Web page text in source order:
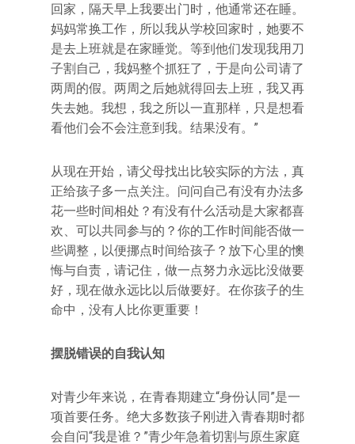
回家，隔天早上我要出门时，他通常还在睡。
妈妈常换工作，所以我从学校回家时，她要不
是去上班就是在家睡觉。等到他们发现我用刀
子割自己，我妈整个抓狂了，于是向公司请了
两周的假。两周之后她就得回去上班，我又再
失去她。我想，我之所以一直那样，只是想看
看他们会不会注意到我。结果没有。”
从现在开始，请父母找出比较实际的方法，真
正给孩子多一点关注。问问自己有没有办法多
花一些时间相处？有没有什么活动是大家都喜
欢、可以共同参与的？你的工作时间能否做一
些调整，以便挪点时间给孩子？放下心里的懊
悔与自责，请记住，做一点努力永远比没做要
好，现在做永远比以后做要好。在你孩子的生
命中，没有人比你更重要！
摆脱错误的自我认知
对青少年来说，在青春期建立“身份认同”是一
项首要任务。绝大多数孩子刚进入青春期时都
会自问“我是谁？”青少年急着切割与原生家庭